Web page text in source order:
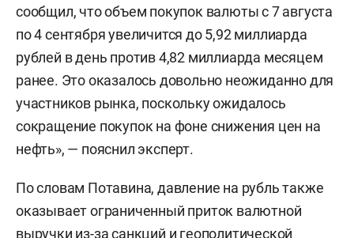
сообщил, что объем покупок валюты с 7 августа
по 4 сентября увеличится до 5,92 миллиарда
рублей в день против 4,82 миллиарда месяцем
ранее. Это оказалось довольно неожиданно для
участников рынка, поскольку ожидалось
сокращение покупок на фоне снижения цен на
нефть», — пояснил эксперт.
По словам Потавина, давление на рубль также
оказывает ограниченный приток валютной
выручки из-за санкций и геополитической